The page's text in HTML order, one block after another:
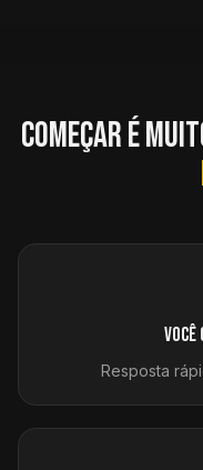
Começar é
Você
Resposta